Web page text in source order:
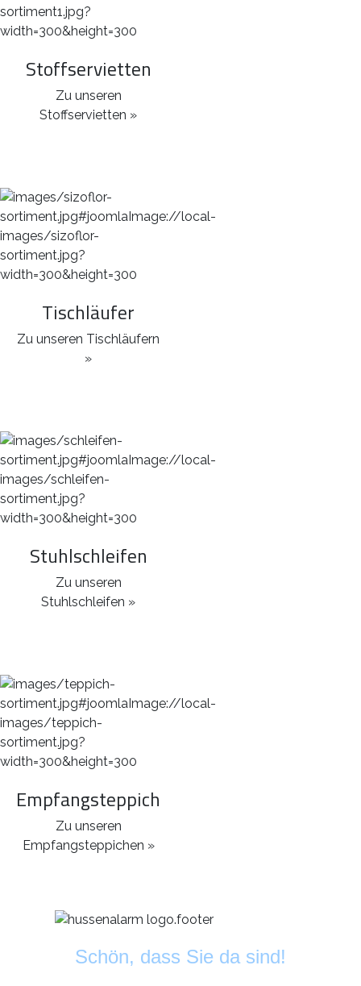
Stoffservietten
Zu unseren
Stoffservietten »
Tischläufer
Zu unseren Tischläufern
»
Stuhlschleifen
Zu unseren
Stuhlschleifen »
Empfangsteppich
Zu unseren
Empfangsteppichen »
Schön, dass Sie da sind!